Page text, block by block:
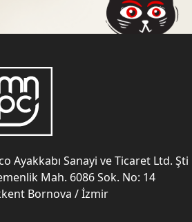
Ayakkabı Sanayi ve Ticaret Ltd. Şti
Mah. 6086 Sok. No: 14
Bornova / İzmir